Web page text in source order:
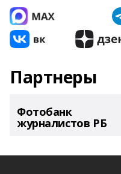
Партнеры
Фотобанк
журналистов РБ